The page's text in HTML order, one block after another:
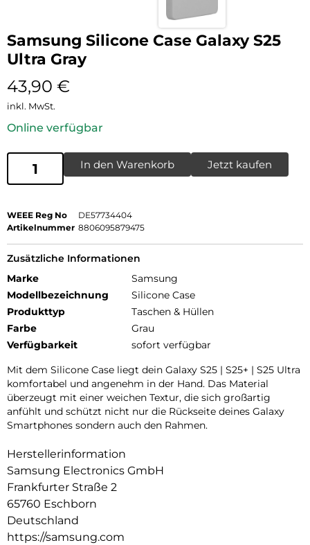
Samsung Silicone Case Galaxy S25
Ultra Gray
43,90 €
inkl. MwSt.
Online verfügbar
In den Warenkorb Jetzt kaufen
WEEE Reg No
DE57734404
Artikelnummer 8806095879475
Zusätzliche Informationen
Marke
Samsung
Modellbezeichnung
Silicone Case
Produkttyp
Taschen & Hüllen
Farbe
Grau
Verfügbarkeit
sofort verfügbar
Mit dem Silicone Case liegt dein Galaxy S25 | S25+ | S25 Ultra
komfortabel und angenehm in der Hand. Das Material
überzeugt mit einer weichen Textur, die sich großartig
anfühlt und schützt nicht nur die Rückseite deines Galaxy
Smartphones sondern auch den Rahmen.
Herstellerinformation
Samsung Electronics GmbH
Frankfurter Straße 2
65760 Eschborn
Deutschland
https://samsung.com